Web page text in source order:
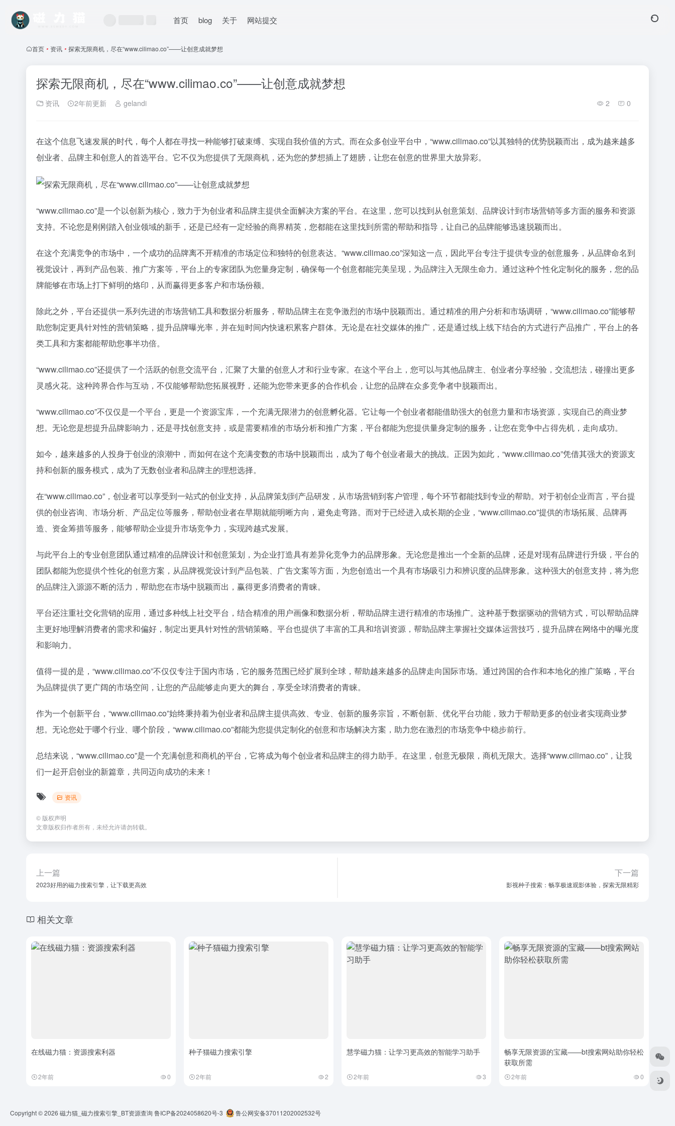
首页 blog 关于 网站提交
首页 • 资讯 • 探索无限商机，尽在“www.cilimao.co”——让创意成就梦想
探索无限商机，尽在“www.cilimao.co”——让创意成就梦想
资讯 2年前更新 gelandi 2 0
在这个信息飞速发展的时代，每个人都在寻找一种能够打破束缚、实现自我价值的方式。而在众多创业平台中，“www.cilimao.co”以其独特的优势脱颖而出，成为越来越多
创业者、品牌主和创意人的首选平台。它不仅为您提供了无限商机，还为您的梦想插上了翅膀，让您在创意的世界里大放异彩。
“www.cilimao.co”是一个以创新为核心，致力于为创业者和品牌主提供全面解决方案的平台。在这里，您可以找到从创意策划、品牌设计到市场营销等多方面的服务和资源
支持。不论您是刚刚踏入创业领域的新手，还是已经有一定经验的商界精英，您都能在这里找到所需的帮助和指导，让自己的品牌能够迅速脱颖而出。
在这个充满竞争的市场中，一个成功的品牌离不开精准的市场定位和独特的创意表达。“www.cilimao.co”深知这一点，因此平台专注于提供专业的创意服务，从品牌命名到
视觉设计，再到产品包装、推广方案等，平台上的专家团队为您量身定制，确保每一个创意都能完美呈现，为品牌注入无限生命力。通过这种个性化定制化的服务，您的品
牌能够在市场上打下鲜明的烙印，从而赢得更多客户和市场份额。
除此之外，平台还提供一系列先进的市场营销工具和数据分析服务，帮助品牌主在竞争激烈的市场中脱颖而出。通过精准的用户分析和市场调研，“www.cilimao.co”能够帮
助您制定更具针对性的营销策略，提升品牌曝光率，并在短时间内快速积累客户群体。无论是在社交媒体的推广，还是通过线上线下结合的方式进行产品推广，平台上的各
类工具和方案都能帮助您事半功倍。
“www.cilimao.co”还提供了一个活跃的创意交流平台，汇聚了大量的创意人才和行业专家。在这个平台上，您可以与其他品牌主、创业者分享经验，交流想法，碰撞出更多
灵感火花。这种跨界合作与互动，不仅能够帮助您拓展视野，还能为您带来更多的合作机会，让您的品牌在众多竞争者中脱颖而出。
“www.cilimao.co”不仅仅是一个平台，更是一个资源宝库，一个充满无限潜力的创意孵化器。它让每一个创业者都能借助强大的创意力量和市场资源，实现自己的商业梦
想。无论您是想提升品牌影响力，还是寻找创意支持，或是需要精准的市场分析和推广方案，平台都能为您提供量身定制的服务，让您在竞争中占得先机，走向成功。
如今，越来越多的人投身于创业的浪潮中，而如何在这个充满变数的市场中脱颖而出，成为了每个创业者最大的挑战。正因为如此，“www.cilimao.co”凭借其强大的资源支
持和创新的服务模式，成为了无数创业者和品牌主的理想选择。
在“www.cilimao.co”，创业者可以享受到一站式的创业支持，从品牌策划到产品研发，从市场营销到客户管理，每个环节都能找到专业的帮助。对于初创企业而言，平台提
供的创业咨询、市场分析、产品定位等服务，帮助创业者在早期就能明晰方向，避免走弯路。而对于已经进入成长期的企业，“www.cilimao.co”提供的市场拓展、品牌再
造、资金筹措等服务，能够帮助企业提升市场竞争力，实现跨越式发展。
与此平台上的专业创意团队通过精准的品牌设计和创意策划，为企业打造具有差异化竞争力的品牌形象。无论您是推出一个全新的品牌，还是对现有品牌进行升级，平台的
团队都能为您提供个性化的创意方案，从品牌视觉设计到产品包装、广告文案等方面，为您创造出一个具有市场吸引力和辨识度的品牌形象。这种强大的创意支持，将为您
的品牌注入源源不断的活力，帮助您在市场中脱颖而出，赢得更多消费者的青睐。
平台还注重社交化营销的应用，通过多种线上社交平台，结合精准的用户画像和数据分析，帮助品牌主进行精准的市场推广。这种基于数据驱动的营销方式，可以帮助品牌
主更好地理解消费者的需求和偏好，制定出更具针对性的营销策略。平台也提供了丰富的工具和培训资源，帮助品牌主掌握社交媒体运营技巧，提升品牌在网络中的曝光度
和影响力。
值得一提的是，“www.cilimao.co”不仅仅专注于国内市场，它的服务范围已经扩展到全球，帮助越来越多的品牌走向国际市场。通过跨国的合作和本地化的推广策略，平台
为品牌提供了更广阔的市场空间，让您的产品能够走向更大的舞台，享受全球消费者的青睐。
作为一个创新平台，“www.cilimao.co”始终秉持着为创业者和品牌主提供高效、专业、创新的服务宗旨，不断创新、优化平台功能，致力于帮助更多的创业者实现商业梦
想。无论您处于哪个行业、哪个阶段，“www.cilimao.co”都能为您提供定制化的创意和市场解决方案，助力您在激烈的市场竞争中稳步前行。
总结来说，“www.cilimao.co”是一个充满创意和商机的平台，它将成为每个创业者和品牌主的得力助手。在这里，创意无极限，商机无限大。选择“www.cilimao.co”，让我
们一起开启创业的新篇章，共同迈向成功的未来！
资讯
© 版权声明
文章版权归作者所有，未经允许请勿转载。
上一篇
2023好用的磁力搜索引擎，让下载更高效
下一篇
影视种子搜索：畅享极速观影体验，探索无限精彩
相关文章
在线磁力猫：资源搜索利器
2年前 0
种子猫磁力搜索引擎
2年前 2
慧学磁力猫：让学习更高效的智能学习助手
2年前 3
畅享无限资源的宝藏——bt搜索网站助你轻松
获取所需
2年前 0
Copyright © 2026 磁力猫_磁力搜索引擎_BT资源查询 鲁ICP备2024058620号-3 鲁公网安备37011202002532号